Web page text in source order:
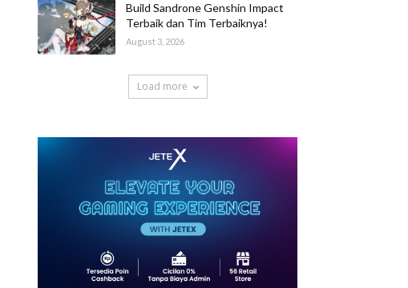
Build Sandrone Genshin Impact
Terbaik dan Tim Terbaiknya!
August 3, 2026
Load more